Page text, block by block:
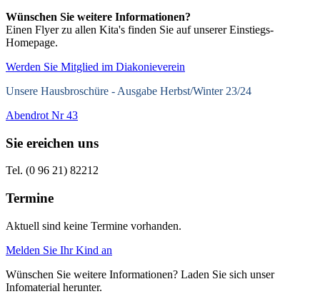
Wünschen Sie weitere Informationen?
Einen Flyer zu allen Kita's finden Sie auf unserer Einstiegs-
Homepage.
Werden Sie Mitglied im Diakonieverein
Unsere Hausbroschüre - Ausgabe Herbst/Winter 23/24
Abendrot Nr 43
Sie ereichen uns
Tel. (0 96 21) 82212
Termine
Aktuell sind keine Termine vorhanden.
Melden Sie Ihr Kind an
Wünschen Sie weitere Informationen? Laden Sie sich unser
Infomaterial herunter.